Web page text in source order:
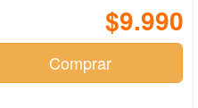
$9.990
Comprar